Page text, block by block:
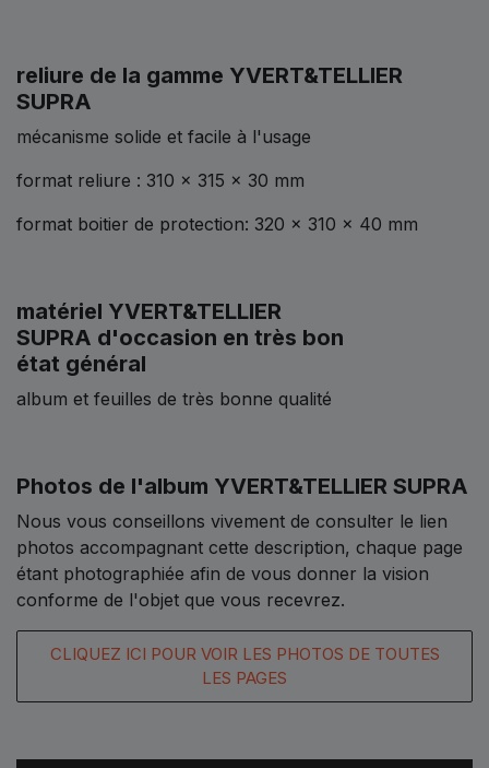
reliure de la gamme YVERT&TELLIER
SUPRA
mécanisme solide et facile à l'usage
format reliure : 310 x 315 x 30 mm
format boitier de protection: 320 x 310 x 40 mm
matériel YVERT&TELLIER
SUPRA d'occasion en très bon
état général
album et feuilles de très bonne qualité
Photos de l'album YVERT&TELLIER SUPRA
Nous vous conseillons vivement de consulter le lien
photos accompagnant cette description, chaque page
étant photographiée afin de vous donner la vision
conforme de l'objet que vous recevrez.
CLIQUEZ ICI POUR VOIR LES PHOTOS DE TOUTES
LES PAGES